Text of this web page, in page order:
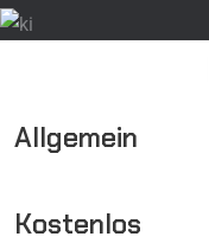
Allgemein
Kostenlos